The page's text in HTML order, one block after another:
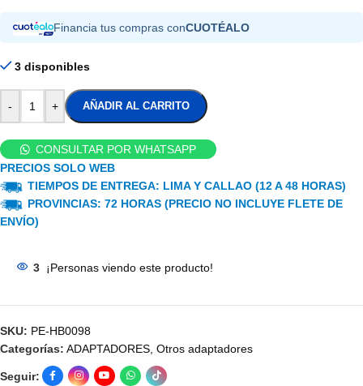
Financia tus compras conCUOTÉALO
3 disponibles
- + AÑADIR AL CARRITO
CONSULTAR POR WHATSAPP
PRECIOS SOLO WEB
TIEMPOS DE ENTREGA: LIMA Y CALLAO (12 A 48 HORAS)
PROVINCIAS: 72 HORAS (PRECIO NO INCLUYE FLETE DE
ENVÍO)
3 ¡Personas viendo este producto!
SKU: PE-HB0098
Categorías: ADAPTADORES, Otros adaptadores
Seguir: